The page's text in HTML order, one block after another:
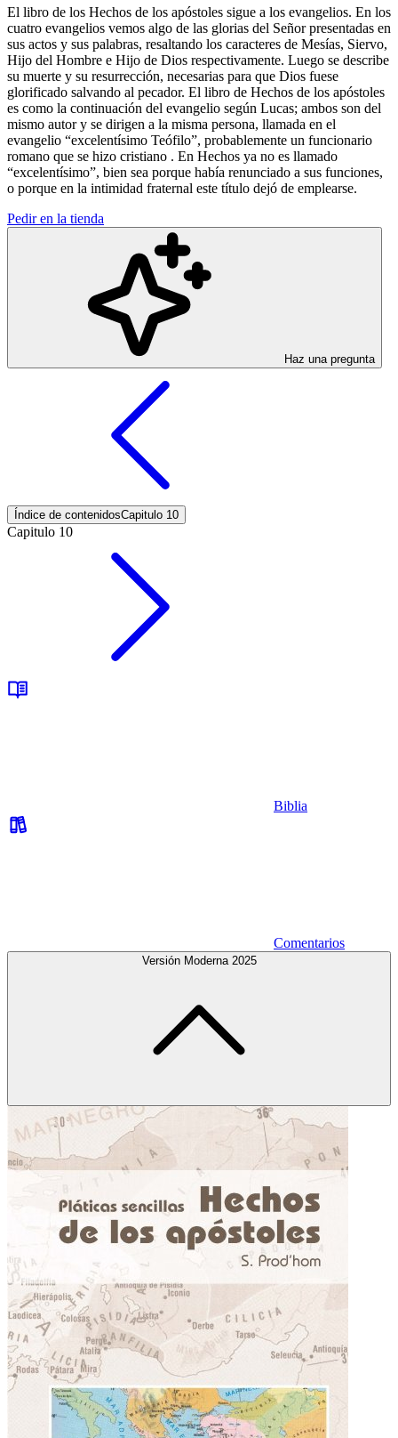
El libro de los Hechos de los apóstoles sigue a los evangelios. En los
cuatro evangelios vemos algo de las glorias del Señor presentadas en
sus actos y sus palabras, resaltando los caracteres de Mesías, Siervo,
Hijo del Hombre e Hijo de Dios respectivamente. Luego se describe
su muerte y su resurrección, necesarias para que Dios fuese
glorificado salvando al pecador. El libro de Hechos de los apóstoles
es como la continuación del evangelio según Lucas; ambos son del
mismo autor y se dirigen a la misma persona, llamada en el
evangelio “excelentísimo Teófilo”, probablemente un funcionario
romano que se hizo cristiano . En Hechos ya no es llamado
“excelentísimo”, bien sea porque había renunciado a sus funciones,
o porque en la intimidad fraternal este título dejó de emplearse.
Pedir en la tienda
Haz una pregunta
Índice de contenidosCapitulo 10
Capitulo 10
Biblia
Comentarios
Versión Moderna 2025